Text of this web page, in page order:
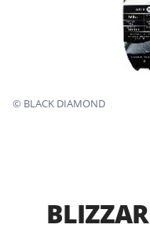
© BLACK DIAMOND